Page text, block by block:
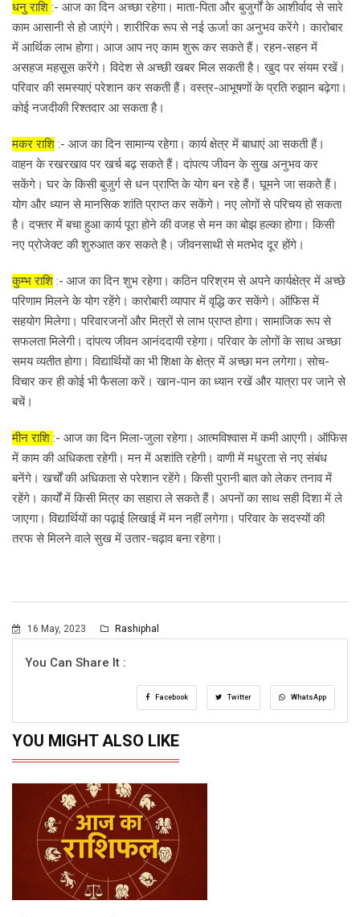
धनु राशि :- आज का दिन अच्छा रहेगा। माता-पिता और बुजुर्गों के आशीर्वाद से सारे
काम आसानी से हो जाएंगे। शारीरिक रूप से नई ऊर्जा का अनुभव करेंगे। कारोबार
में आर्थिक लाभ होगा। आज आप नए काम शुरू कर सकते हैं। रहन-सहन में
असहज महसूस करेंगे। विदेश से अच्छी खबर मिल सकती है। खुद पर संयम रखें।
परिवार की समस्याएं परेशान कर सकती हैं। वस्त्र-आभूषणों के प्रति रुझान बढ़ेगा।
कोई नजदीकी रिश्तदार आ सकता है।
मकर राशि :- आज का दिन सामान्य रहेगा। कार्य क्षेत्र में बाधाएं आ सकती हैं।
वाहन के रखरखाव पर खर्च बढ़ सकते हैं। दांपत्य जीवन के सुख अनुभव कर
सकेंगे। घर के किसी बुजुर्ग से धन प्राप्ति के योग बन रहे हैं। घूमने जा सकते हैं।
योग और ध्यान से मानसिक शांति प्राप्त कर सकेंगे। नए लोगों से परिचय हो सकता
है। दफ्तर में बचा हुआ कार्य पूरा होने की वजह से मन का बोझ हल्का होगा। किसी
नए प्रोजेक्ट की शुरुआत कर सकते है। जीवनसाथी से मतभेद दूर होंगे।
कुम्भ राशि :- आज का दिन शुभ रहेगा। कठिन परिश्रम से अपने कार्यक्षेत्र में अच्छे
परिणाम मिलने के योग रहेंगे। कारोबारी व्यापार में वृद्धि कर सकेंगे। ऑफिस में
सहयोग मिलेगा। परिवारजनों और मित्रों से लाभ प्राप्त होगा। सामाजिक रूप से
सफलता मिलेगी। दांपत्य जीवन आनंददायी रहेगा। परिवार के लोगों के साथ अच्छा
समय व्यतीत होगा। विद्यार्थियों का भी शिक्षा के क्षेत्र में अच्छा मन लगेगा। सोच-
विचार कर ही कोई भी फैसला करें। खान-पान का ध्यान रखें और यात्रा पर जाने से
बचें।
मीन राशि :- आज का दिन मिला-जुला रहेगा। आत्मविश्वास में कमी आएगी। ऑफिस
में काम की अधिकता रहेगी। मन में अशांति रहेगी। वाणी में मधुरता से नए संबंध
बनेंगे। खर्चों की अधिकता से परेशान रहेंगे। किसी पुरानी बात को लेकर तनाव में
रहेंगे। कार्यों में किसी मित्र का सहारा ले सकते हैं। अपनों का साथ सही दिशा में ले
जाएगा। विद्यार्थियों का पढ़ाई लिखाई में मन नहीं लगेगा। परिवार के सदस्यों की
तरफ से मिलने वाले सुख में उतार-चढ़ाव बना रहेगा।
16 May, 2023 Rashiphal
You Can Share It :
Facebook Twitter WhatsApp
YOU MIGHT ALSO LIKE